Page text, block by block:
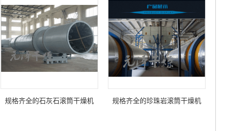
规格齐全的石灰石滚筒干燥机 规格齐全的珍珠岩滚筒干燥机